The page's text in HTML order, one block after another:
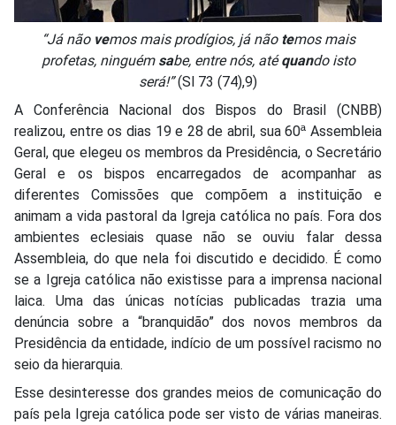
“Já não vemos mais prodígios, já não temos mais
profetas, ninguém sabe, entre nós, atéquando isto
será!”(Sl 73 (74),9)
A Conferência Nacional dos Bispos do Brasil (CNBB)
realizou, entre os dias 19 e 28 de abril, sua 60ª Assembleia
Geral, que elegeu os membros da Presidência, o Secretário
Geral e os bispos encarregados de acompanhar as
diferentes Comissões que compõem a instituição e
animam a vida pastoral da Igreja católica no país. Fora dos
ambientes eclesiais quase não se ouviu falar dessa
Assembleia, do que nela foi discutido e decidido. É como
se a Igreja católica não existisse para a imprensa nacional
laica. Uma das únicas notícias publicadas trazia uma
denúncia sobre a “branquidão” dos novos membros da
Presidência da entidade, indício de um possível racismo no
seio da hierarquia.
Esse desinteresse dos grandes meios de comunicação do
país pela Igreja católica pode ser visto de várias maneiras.